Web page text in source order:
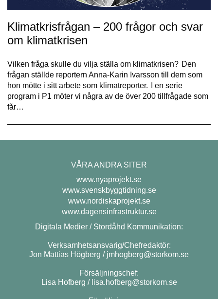
Klimatkrisfrågan – 200 frågor och svar
om klimatkrisen
Vilken fråga skulle du vilja ställa om klimatkrisen? Den
frågan ställde reportern Anna-Karin Ivarsson till dem som
hon mötte i sitt arbete som klimatreporter. I en serie
program i P1 möter vi några av de över 200 tillfrågade som
får…
VÅRA ANDRA SITER
www.nyaprojekt.se
www.svenskbyggtidning.se
www.nordiskaprojekt.se
www.dagensinfrastruktur.se
Digitala Medier / Stordåhd Kommunikation:
Verksamhetsansvarig/Chefredaktör:
Jon Mattias Högberg / jmhogberg@storkom.se
Försäljningschef:
Lisa Hofberg / lisa.hofberg@storkom.se